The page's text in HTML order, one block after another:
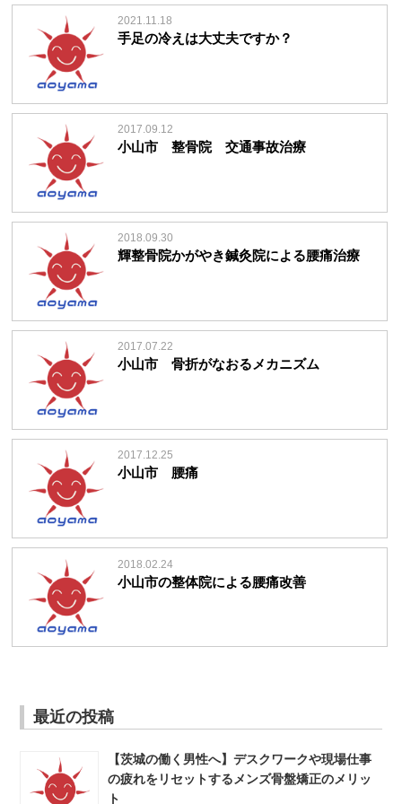
2021.11.18
手足の冷えは大丈夫ですか？
2017.09.12
小山市 整骨院 交通事故治療
2018.09.30
輝整骨院かがやき鍼灸院による腰痛治療
2017.07.22
小山市 骨折がなおるメカニズム
2017.12.25
小山市 腰痛
2018.02.24
小山市の整体院による腰痛改善
最近の投稿
【茨城の働く男性へ】デスクワークや現場仕事
の疲れをリセットするメンズ骨盤矯正のメリッ
ト